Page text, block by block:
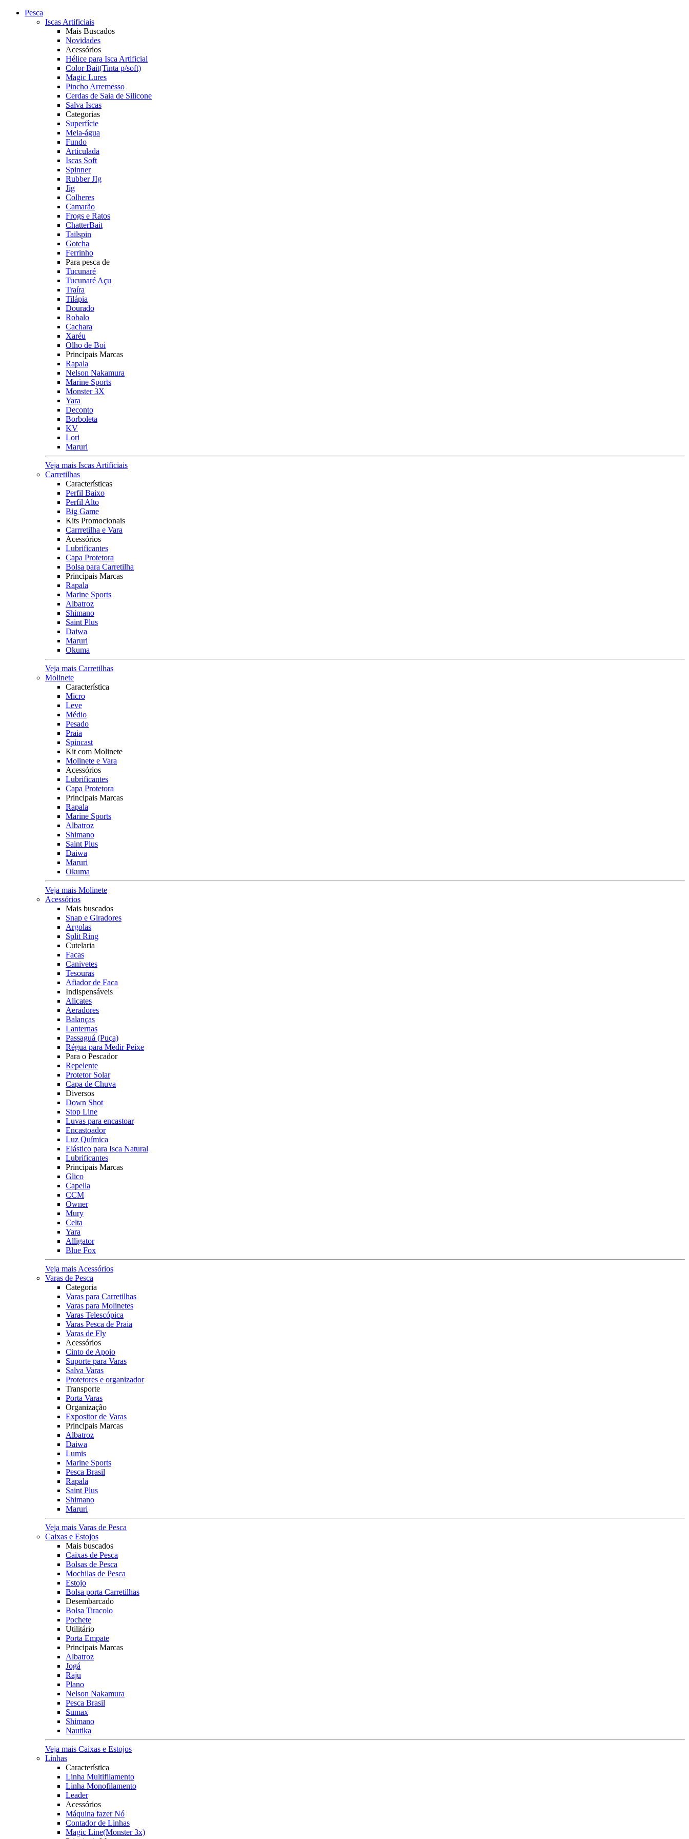
Pesca
Iscas Artificiais
Mais Buscados
Novidades
Acessórios
Hélice para Isca Artificial
Color Bait(Tinta p/soft)
Magic Lures
Pincho Arremesso
Cerdas de Saia de Silicone
Salva Iscas
Categorias
Superfície
Meia-água
Fundo
Articulada
Iscas Soft
Spinner
Rubber JIg
Jig
Colheres
Camarão
Frogs e Ratos
ChatterBait
Tailspin
Gotcha
Ferrinho
Para pesca de
Tucunaré
Tucunaré Açu
Traíra
Tilápia
Dourado
Robalo
Cachara
Xaréu
Olho de Boi
Principais Marcas
Rapala
Nelson Nakamura
Marine Sports
Monster 3X
Yara
Deconto
Borboleta
KV
Lori
Maruri
Veja mais Iscas Artificiais
Carretilhas
Características
Perfil Baixo
Perfil Alto
Big Game
Kits Promocionais
Carrretilha e Vara
Acessórios
Lubrificantes
Capa Protetora
Bolsa para Carretilha
Principais Marcas
Rapala
Marine Sports
Albatroz
Shimano
Saint Plus
Daiwa
Maruri
Okuma
Veja mais Carretilhas
Molinete
Característica
Micro
Leve
Médio
Pesado
Praia
Spincast
Kit com Molinete
Molinete e Vara
Acessórios
Lubrificantes
Capa Protetora
Principais Marcas
Rapala
Marine Sports
Albatroz
Shimano
Saint Plus
Daiwa
Maruri
Okuma
Veja mais Molinete
Acessórios
Mais buscados
Snap e Giradores
Argolas
Split Ring
Cutelaria
Facas
Canivetes
Tesouras
Afiador de Faca
Indispensáveis
Alicates
Aeradores
Balanças
Lanternas
Passaguá (Puça)
Régua para Medir Peixe
Para o Pescador
Repelente
Protetor Solar
Capa de Chuva
Diversos
Down Shot
Stop Line
Luvas para encastoar
Encastoador
Luz Química
Elástico para Isca Natural
Lubrificantes
Principais Marcas
Glico
Capella
CCM
Owner
Mury
Celta
Yara
Alligator
Blue Fox
Veja mais Acessórios
Varas de Pesca
Categoria
Varas para Carretilhas
Varas para Molinetes
Varas Telescópica
Varas Pesca de Praia
Varas de Fly
Acessórios
Cinto de Apoio
Suporte para Varas
Salva Varas
Protetores e organizador
Transporte
Porta Varas
Organização
Expositor de Varas
Principais Marcas
Albatroz
Daiwa
Lumis
Marine Sports
Pesca Brasil
Rapala
Saint Plus
Shimano
Maruri
Veja mais Varas de Pesca
Caixas e Estojos
Mais buscados
Caixas de Pesca
Bolsas de Pesca
Mochilas de Pesca
Estojo
Bolsa porta Carretilhas
Desembarcado
Bolsa Tiracolo
Pochete
Utilitário
Porta Empate
Principais Marcas
Albatroz
Jogá
Raju
Plano
Nelson Nakamura
Pesca Brasil
Sumax
Shimano
Nautika
Veja mais Caixas e Estojos
Linhas
Característica
Linha Multifilamento
Linha Monofilamento
Leader
Acessórios
Máquina fazer Nó
Contador de Linhas
Magic Line(Monster 3x)